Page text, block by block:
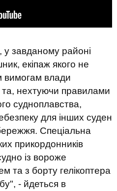
завданому районі
екіпаж якого не
вимогам влади
нехтуючи правилами
судноплавства,
для інших суден
Спеціальна
прикордонників
із вороже
та з борту гелікоптера
- йдеться в